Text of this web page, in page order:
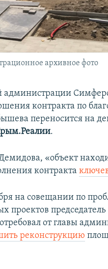
архивное фото
администрации
контракта по
переносится на
.
«объект
контракта
на совещании по
проектов
от главы
реконструкцию